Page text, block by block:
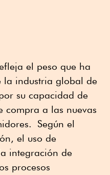
el peso que ha
la industria global de
su capacidad de
compra a las nuevas
Según el
el uso de
integración de
procesos